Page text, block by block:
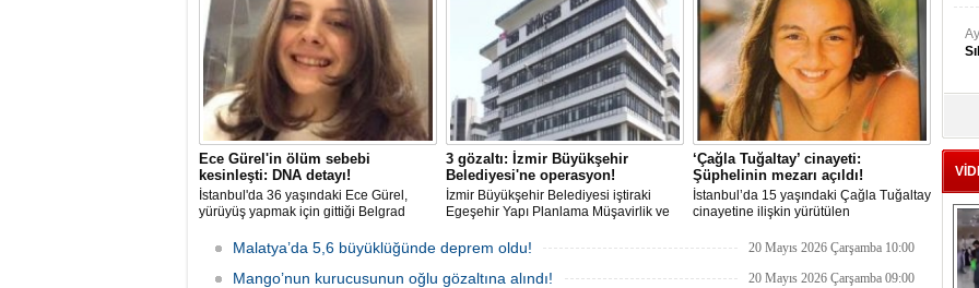
Ece Gürel'in ölüm sebebi
kesinleşti: DNA detayı!
İstanbul'da 36 yaşındaki Ece Gürel,
yürüyüş yapmak için gittiği Belgrad
karıştı. 4 gün sonra sağ bulunan ancak
kaldırıldığı hastanede hayatını
kaybeden Ece'nin ölümüyle ilgili
3 gözaltı: İzmir Büyükşehir
Belediyesi'ne operasyon!
İzmir Büyükşehir Belediyesi iştiraki
Egeşehir Yapı Planlama Müşavirlik ve
karıştırma' operasyonu düzenlendi. 4
şüpheliden 3'ü; Jandarma ekipleri
tarafınca gözaltına alındı.
‘Çağla Tuğaltay’ cinayeti:
Şüphelinin mezarı açıldı!
İstanbul’da 15 yaşındaki Çağla Tuğaltay
cinayetine ilişkin yürütülen
atıldı. Savcılığın verdiği 'Feth-i Kabir'
yaşayan bir kişinin mezarı açılarak DNA
Malatya’da 5,6 büyüklüğünde deprem oldu! 20 Mayıs 2026 Çarşamba 10:00
Mango’nun kurucusunun oğlu gözaltına alındı! 20 Mayıs 2026 Çarşamba 09:00